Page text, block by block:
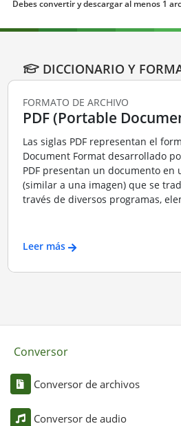
Debes convertir y descargar al menos 1
DICCIONARIO Y
FORMATO DE ARCHIVO
PDF (Portable
Las siglas PDF representan el
Document Format desarrollado
PDF presentan un documento en
(similar a una imagen) que se
través de diversos programas,
Leer más
Conversor
Conversor de archivos
Conversor de audio